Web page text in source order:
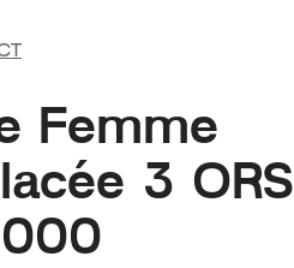
Femme
3 ORS